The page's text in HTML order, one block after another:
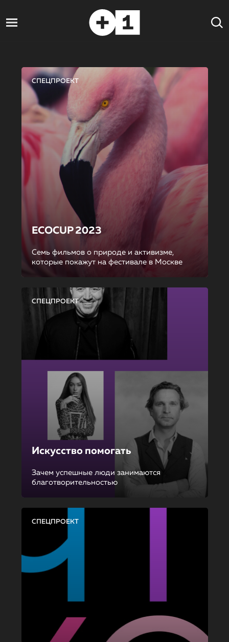
СПЕЦПРОЕКТ
ECOCUP 2023
Семь фильмов о природе и активизме,
которые покажут на фестивале в Москве
СПЕЦПРОЕКТ
Искусство помогать
Зачем успешные люди занимаются
благотворительностью
СПЕЦПРОЕКТ